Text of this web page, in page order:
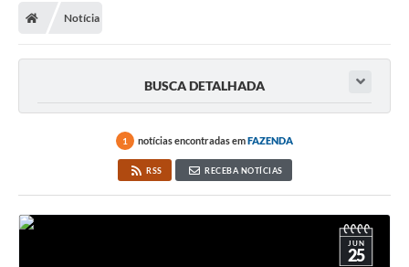
Notícia
BUSCA DETALHADA
1 notícias encontradas emFAZENDA
RSS RECEBA NOTÍCIAS
JUN
25